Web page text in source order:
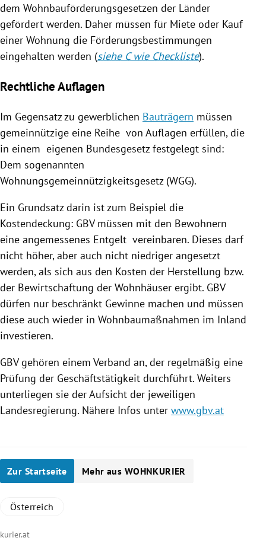
dem Wohnbauförderungsgesetzen der Länder
gefördert werden. Daher müssen für Miete oder Kauf
einer Wohnung die Förderungsbestimmungen
eingehalten werden (siehe C wie Checkliste).
Rechtliche Auflagen
Im Gegensatz zu gewerblichen Bauträgern müssen
gemeinnützige eine Reihe von Auflagen erfüllen, die
in einem eigenen Bundesgesetz festgelegt sind:
Dem sogenannten
Wohnungsgemeinnützigkeitsgesetz (WGG).
Ein Grundsatz darin ist zum Beispiel die
Kostendeckung: GBV müssen mit den Bewohnern
eine angemessenes Entgelt vereinbaren. Dieses darf
nicht höher, aber auch nicht niedriger angesetzt
werden, als sich aus den Kosten der Herstellung bzw.
der Bewirtschaftung der Wohnhäuser ergibt. GBV
dürfen nur beschränkt Gewinne machen und müssen
diese auch wieder in Wohnbaumaßnahmen im Inland
investieren.
GBV gehören einem Verband an, der regelmäßig eine
Prüfung der Geschäftstätigkeit durchführt. Weiters
unterliegen sie der Aufsicht der jeweiligen
Landesregierung. Nähere Infos unter www.gbv.at
Zur Startseite Mehr aus WOHNKURIER
Österreich
kurier.at